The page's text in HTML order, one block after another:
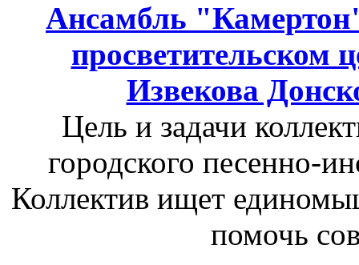
Ансамбль
просветительском
Извекова
Цель и задачи
городского песенно-
Коллектив ищет
помочь